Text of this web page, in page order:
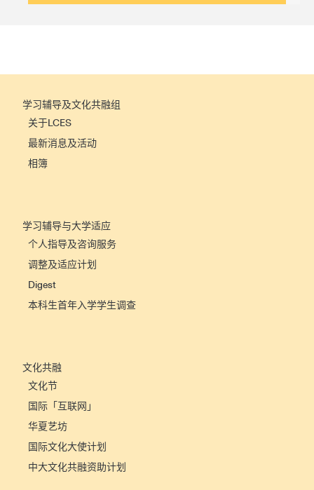
学习辅导及文化共融组
关于LCES
最新消息及活动
相簿
学习辅导与大学适应
个人指导及咨询服务
调整及适应计划
Digest
本科生首年入学学生调查
文化共融
文化节
国际「互联网」
华夏艺坊
国际文化大使计划
中大文化共融资助计划